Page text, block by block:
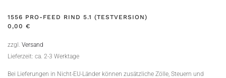
1556 PRO-FEED RIND 5.1 (TESTVERSION)
0,00 €
zzgl. Versand
Lieferzeit: ca. 2-3 Werktage
Bei Lieferungen in Nicht-EU-Länder können zusätzliche Zölle, Steuern und